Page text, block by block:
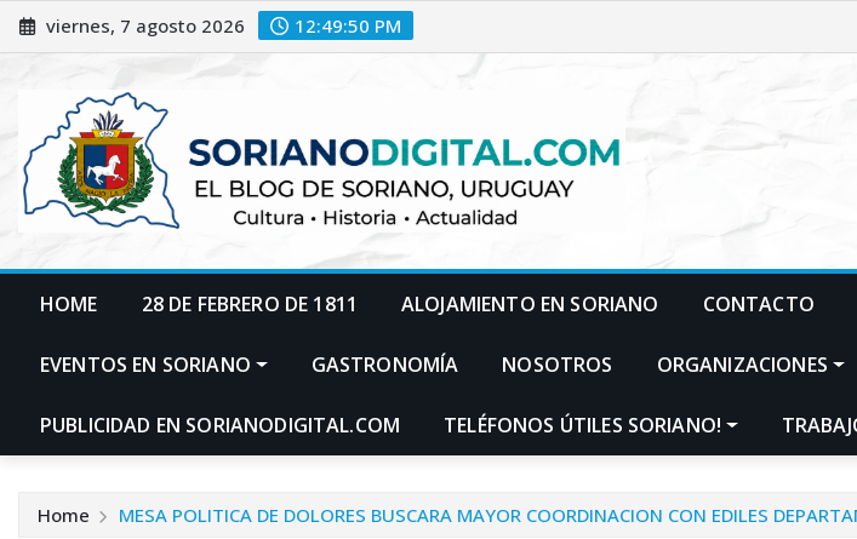
Skip
to
viernes, 7 agosto 2026 12:49:51 PM
HOME 28 DE FEBRERO DE 1811 ALOJAMIENTO EN SORIANO CONTACTO
EVENTOS EN SORIANO GASTRONOMÍA NOSOTROS ORGANIZACIONES
PUBLICIDAD EN SORIANODIGITAL.COM TELÉFONOS ÚTILES SORIANO!
Home MESA POLITICA DE DOLORES BUSCARA MAYOR COORDINACION CON EDILES